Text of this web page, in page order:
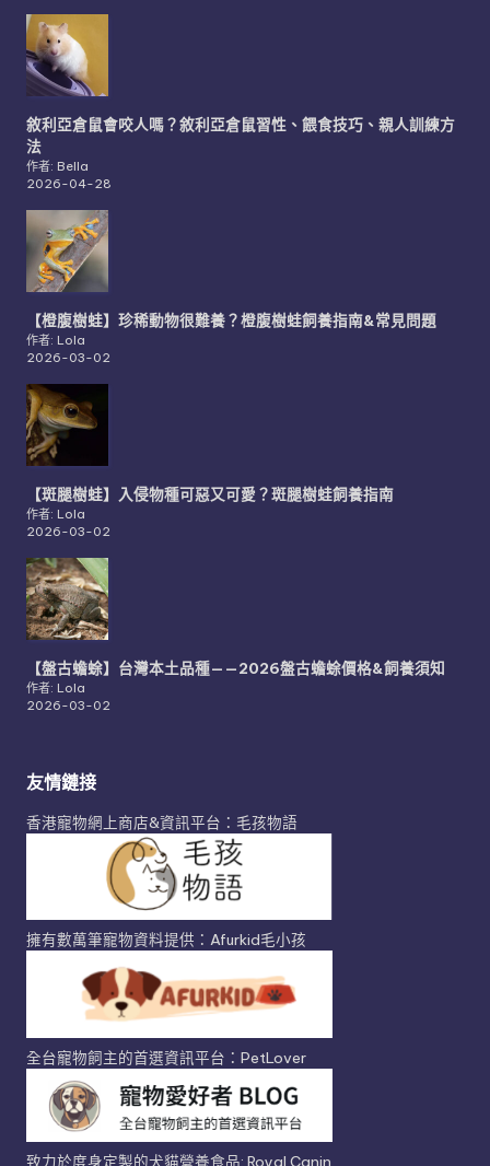
敘利亞倉鼠會咬人嗎？敘利亞倉鼠習性、餵食技巧、親人訓練方
法
作者: Bella
2026-04-28
【橙腹樹蛙】珍稀動物很難養？橙腹樹蛙飼養指南&常見問題
作者: Lola
2026-03-02
【斑腿樹蛙】入侵物種可惡又可愛？斑腿樹蛙飼養指南
作者: Lola
2026-03-02
【盤古蟾蜍】台灣本土品種——2026盤古蟾蜍價格&飼養須知
作者: Lola
2026-03-02
友情鏈接
香港寵物網上商店&資訊平台：毛孩物語
擁有數萬筆寵物資料提供：Afurkid毛小孩
全台寵物飼主的首選資訊平台：PetLover
致力於度身定製的犬貓營養食品: Royal Canin